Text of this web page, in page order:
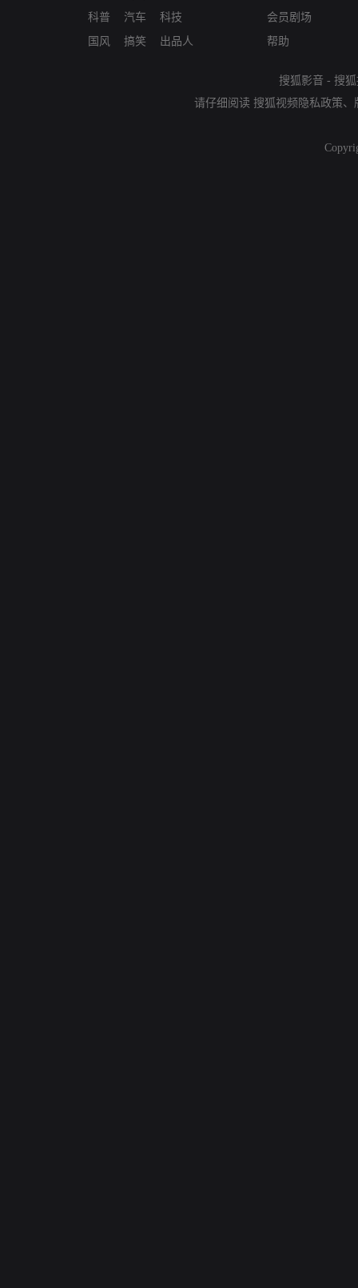
科普
国风
汽车
搞笑
科技
出品人
会员剧场
帮助
搜狐影音 - 搜
请仔细阅读 搜狐视频隐私政策、